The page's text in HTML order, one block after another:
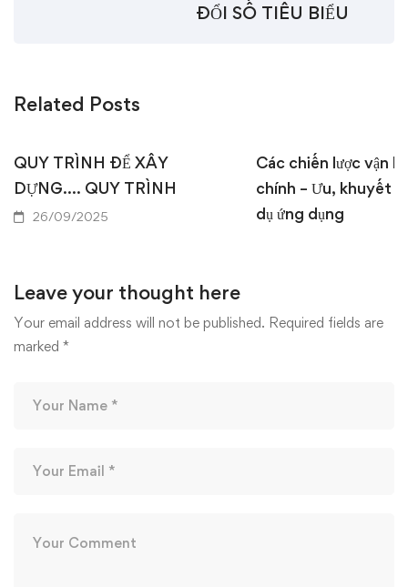
ĐỔI SỐ TIÊU BIỂU
Related Posts
QUY TRÌNH ĐỂ XÂY
DỰNG…. QUY TRÌNH
26/09/2025
Các chiến lược vận
chính – Ưu, khuyết
dụ ứng dụng
Leave your thought here
Your email address will not be published. Required fields are
marked *